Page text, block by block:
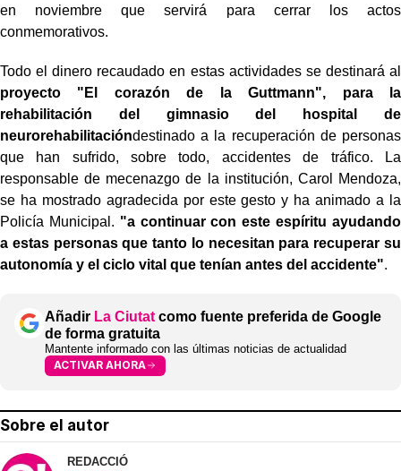
en noviembre que servirá para cerrar los actos
conmemorativos.
Todo el dinero recaudado en estas actividades se destinará al
proyecto "El corazón de la Guttmann", para la
rehabilitación del gimnasio del hospital de
neurorehabilitacióndestinado a la recuperación de personas
que han sufrido, sobre todo, accidentes de tráfico. La
responsable de mecenazgo de la institución, Carol Mendoza,
se ha mostrado agradecida por este gesto y ha animado a la
Policía Municipal. "a continuar con este espíritu ayudando
a estas personas que tanto lo necesitan para recuperar su
autonomía y el ciclo vital que tenían antes del accidente".
Añadir La Ciutat como fuente preferida de Google
de forma gratuita
Mantente informado con las últimas noticias de actualidad
ACTIVAR AHORA
Sobre el autor
REDACCIÓ